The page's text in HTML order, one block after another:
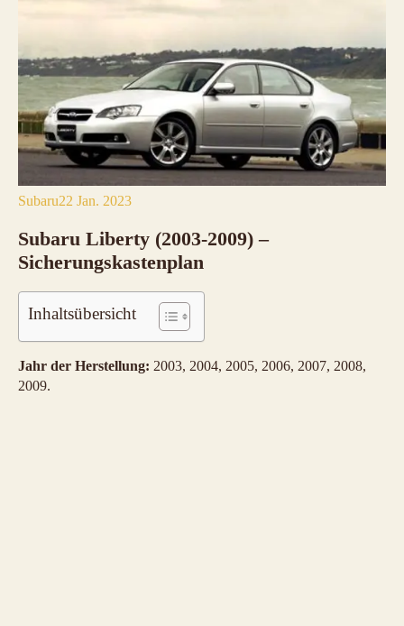
Subaru22 Jan. 2023
Subaru Liberty (2003-2009) –
Sicherungskastenplan
Inhaltsübersicht
Jahr der Herstellung: 2003, 2004, 2005, 2006, 2007, 2008,
2009.